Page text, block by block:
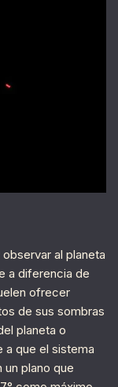
al planeta
a diferencia de
ofrecer
de sus sombras
planeta o
a que el sistema
un plano que